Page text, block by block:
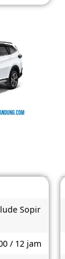
Sopir
/ 12 jam